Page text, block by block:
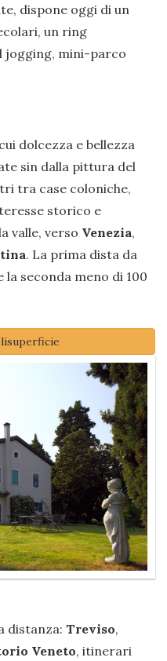
dispone oggi di un
un ring
jogging, mini-parco
dolcezza e bellezza
sin dalla pittura del
tra case coloniche,
storico e
valle, verso Venezia,
. La prima dista da
la seconda meno di 100
distanza: Treviso,
Veneto, itinerari